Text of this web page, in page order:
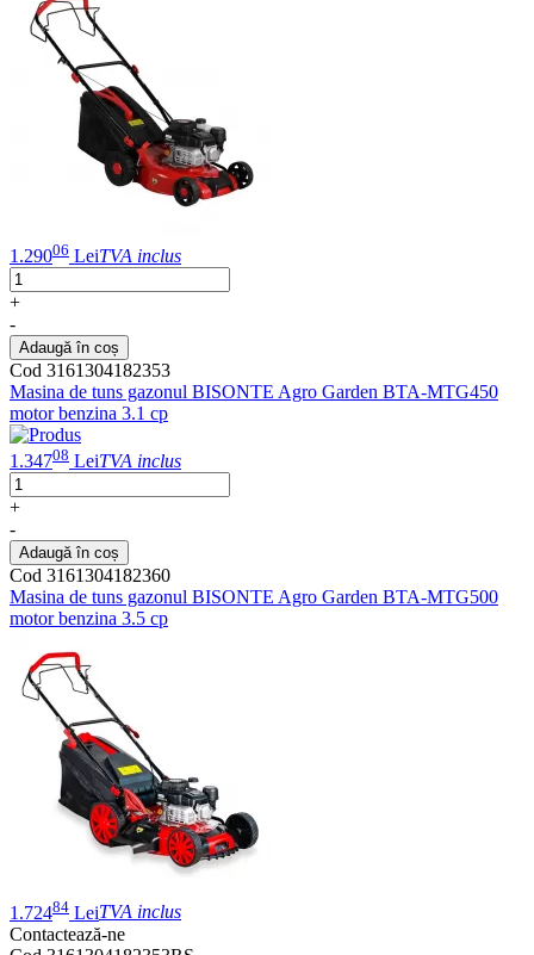
1.29006 LeiTVA inclus
+
-
Adaugă în coș
Cod 3161304182353
Masina de tuns gazonul BISONTE Agro Garden BTA-MTG450
motor benzina 3.1 cp
1.34708 LeiTVA inclus
+
-
Adaugă în coș
Cod 3161304182360
Masina de tuns gazonul BISONTE Agro Garden BTA-MTG500
motor benzina 3.5 cp
1.72484 LeiTVA inclus
Contactează-ne